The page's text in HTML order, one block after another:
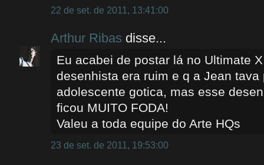
22 de set. de 2011, 13:41:00
Arthur Ribas disse...
Eu acabei de postar lá no Ultimate
desenhista era ruim e q a Jean tava
adolescente gotica, mas esse
ficou MUITO FODA!
Valeu a toda equipe do Arte HQs
23 de set. de 2011, 19:53:00